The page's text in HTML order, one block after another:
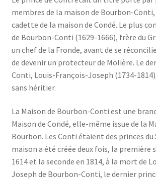
membres de la maison de Bourbon-
cadette de la maison de Condé. Le plus
de Bourbon-Conti (1629-1666), frère du
un chef de la Fronde, avant de se
de devenir un protecteur de Molière. Le
Conti, Louis-François-Joseph (1734-
sans héritier.
La Maison de Bourbon-Conti est une
Maison de Condé, elle-même issue de la
Bourbon. Les Conti étaient des princes du
maison a été créée deux fois, la première
1614 et la seconde en 1814, à la mort de
Joseph de Bourbon-Conti, le dernier